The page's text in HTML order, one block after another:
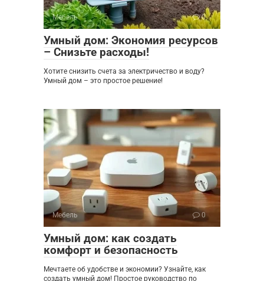
Мебель 0
Умный дом: Экономия ресурсов
– Снизьте расходы!
Хотите снизить счета за электричество и воду?
Умный дом – это простое решение!
Мебель 0
Умный дом: как создать
комфорт и безопасность
Мечтаете об удобстве и экономии? Узнайте, как
создать умный дом! Простое руководство по